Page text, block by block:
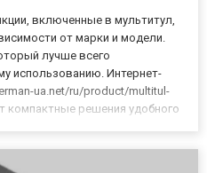
включенные в мультитул,
от марки и модели.
лучше всего
использованию. Интернет-
ua.net/ru/product/multitul-
компактные решения удобного